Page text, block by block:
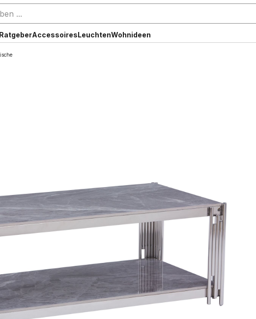
RatgeberAccessoiresLeuchtenWohnideen